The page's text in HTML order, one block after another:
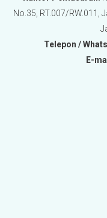
No.35, RT.007/RW.011,
Telepon /
E-